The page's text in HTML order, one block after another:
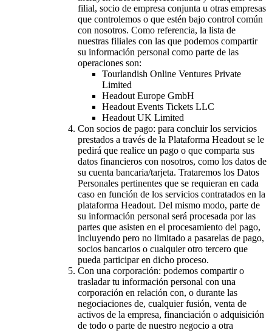
filial, socio de empresa conjunta u otras empresas
que controlemos o que estén bajo control común
con nosotros. Como referencia, la lista de
nuestras filiales con las que podemos compartir
su información personal como parte de las
operaciones son:
Tourlandish Online Ventures Private
Limited
Headout Europe GmbH
Headout Events Tickets LLC
Headout UK Limited
Con socios de pago: para concluir los servicios
prestados a través de la Plataforma Headout se le
pedirá que realice un pago o que comparta sus
datos financieros con nosotros, como los datos de
su cuenta bancaria/tarjeta. Trataremos los Datos
Personales pertinentes que se requieran en cada
caso en función de los servicios contratados en la
plataforma Headout. Del mismo modo, parte de
su información personal será procesada por las
partes que asisten en el procesamiento del pago,
incluyendo pero no limitado a pasarelas de pago,
socios bancarios o cualquier otro tercero que
pueda participar en dicho proceso.
Con una corporación: podemos compartir o
trasladar tu información personal con una
corporación en relación con, o durante las
negociaciones de, cualquier fusión, venta de
activos de la empresa, financiación o adquisición
de todo o parte de nuestro negocio a otra